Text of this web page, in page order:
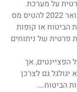
על מערכת
הבריאות הציבורית האוצר מציע החל מ-1 בינואר 2022 להטיס מס
הביטוח או קופות
פרטית של ניתוחים
הפציינטים, אך
גם לצרכן
הביטוח….